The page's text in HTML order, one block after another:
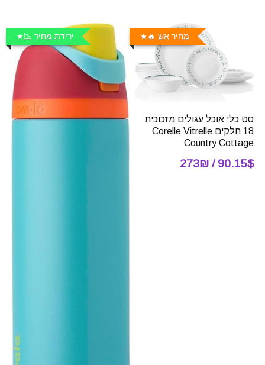
מחיר אש 🔥
סט כלי אוכל עגולים מזכוכית
18 חלקים Corelle Vitrelle
Country Cottage
90.15$ / 273₪
ירידת מחיר 📉